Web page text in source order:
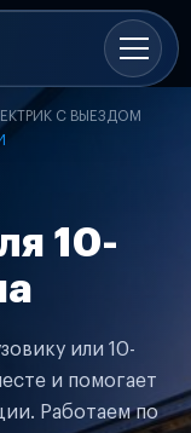
С ВЫЕЗДОМ
10-
или 10-
и помогает
Работаем по